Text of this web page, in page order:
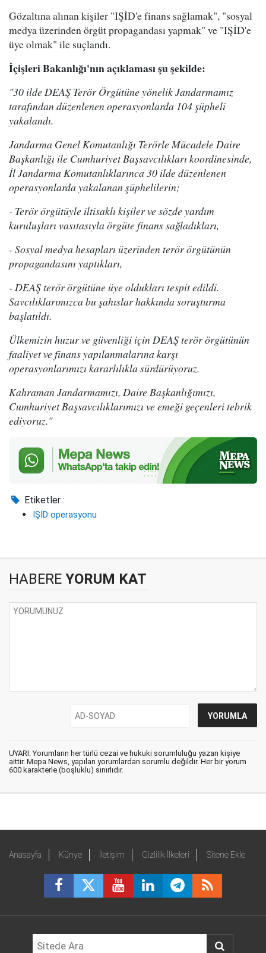
Gözaltına alınan kişiler "IŞİD'e finans sağlamak", "sosyal
medya üzerinden örgüt propagandası yapmak" ve "IŞİD'e
üye olmak" ile suçlandı.
İçişleri Bakanlığı'nın açıklaması şu şekilde:
"30 ilde DEAŞ Terör Örgütüne yönelik Jandarmamız
tarafından düzenlenen operasyonlarda 104 şüpheli
yakalandı.
Jandarma Genel Komutanlığı Terörle Mücadele Daire
Başkanlığı ile Cumhuriyet Başsavcılıkları koordinesinde,
İl Jandarma Komutanlıklarınca 30 ilde düzenlenen
operasyonlarda yakalanan şüphelilerin;
- Terör örgütüyle iltisaklı kişiler ve sözde yardım
kuruluşları vasıtasıyla örgüte finans sağladıkları,
- Sosyal medya hesapları üzerinden terör örgütünün
propagandasını yaptıkları,
- DEAŞ terör örgütüne üye oldukları tespit edildi.
Savcılıklarımızca bu şahıslar hakkında soruşturma
başlatıldı.
Ülkemizin huzur ve güvenliği için DEAŞ terör örgütünün
faaliyet ve finans yapılanmalarına karşı
operasyonlarımızı kararlılıkla sürdürüyoruz.
Kahraman Jandarmamızı, Daire Başkanlığımızı,
Cumhuriyet Başsavcılıklarımızı ve emeği geçenleri tebrik
ediyoruz."
Etiketler :
IŞİD operasyonu
HABERE YORUM KAT
UYARI: Yorumların her türlü cezai ve hukuki sorumluluğu yazan kişiye
aittir. Mepa News, yapılan yorumlardan sorumlu değildir. Her bir yorum
600 karakterle (boşluklu) sınırlıdır.
Anasayfa Künye İletişim Gizlilik İlkeleri Sitene Ekle